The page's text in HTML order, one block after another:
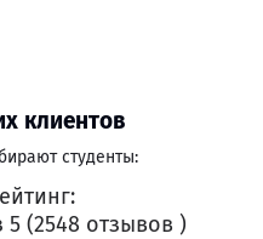
клиентов
студенты:
5 (2548 отзывов )